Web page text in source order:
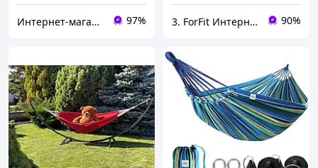
Интернет-магазин "Астрокомфорт" 97% 3. ForFit Интернет-магазин спортивных товаров 90%